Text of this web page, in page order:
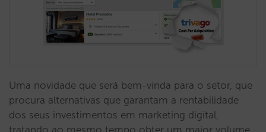
Uma novidade que será bem-vinda para o setor, que
procura alternativas que garantam a rentabilidade
dos seus investimentos em marketing digital,
tratando ao mesmo tempo obter um maior volume